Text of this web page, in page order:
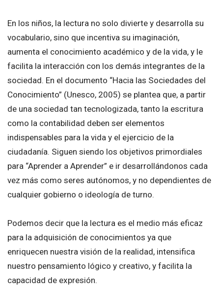
En los niños, la lectura no solo divierte y desarrolla su
vocabulario, sino que incentiva su imaginación,
aumenta el conocimiento académico y de la vida, y le
facilita la interacción con los demás integrantes de la
sociedad. En el documento “Hacia las Sociedades del
Conocimiento” (Unesco, 2005) se plantea que, a partir
de una sociedad tan tecnologizada, tanto la escritura
como la contabilidad deben ser elementos
indispensables para la vida y el ejercicio de la
ciudadanía. Siguen siendo los objetivos primordiales
para “Aprender a Aprender” e ir desarrollándonos cada
vez más como seres autónomos, y no dependientes de
cualquier gobierno o ideología de turno.
Podemos decir que la lectura es el medio más eficaz
para la adquisición de conocimientos ya que
enriquecen nuestra visión de la realidad, intensifica
nuestro pensamiento lógico y creativo, y facilita la
capacidad de expresión.